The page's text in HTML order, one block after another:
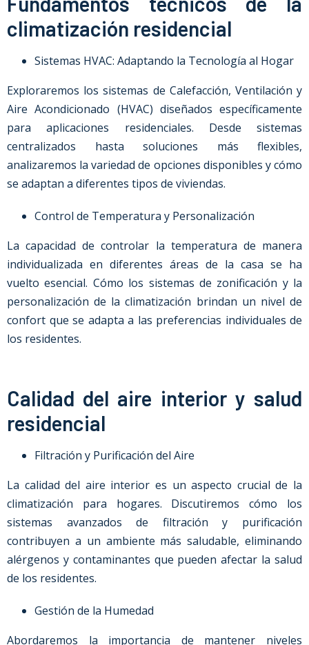
climatización residencial
Sistemas HVAC: Adaptando la Tecnología al Hogar
Exploraremos los sistemas de Calefacción, Ventilación y
Aire Acondicionado (HVAC) diseñados específicamente
para aplicaciones residenciales. Desde sistemas
centralizados hasta soluciones más flexibles,
analizaremos la variedad de opciones disponibles y cómo
se adaptan a diferentes tipos de viviendas.
Control de Temperatura y Personalización
La capacidad de controlar la temperatura de manera
individualizada en diferentes áreas de la casa se ha
vuelto esencial. Cómo los sistemas de zonificación y la
personalización de la climatización brindan un nivel de
confort que se adapta a las preferencias individuales de
los residentes.
Calidad del aire interior y salud
residencial
Filtración y Purificación del Aire
La calidad del aire interior es un aspecto crucial de la
climatización para hogares. Discutiremos cómo los
sistemas avanzados de filtración y purificación
contribuyen a un ambiente más saludable, eliminando
alérgenos y contaminantes que pueden afectar la salud
de los residentes.
Gestión de la Humedad
Abordaremos la importancia de mantener niveles